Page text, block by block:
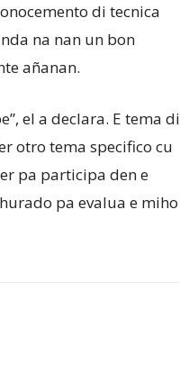
di tecnica
na nan un bon
añanan.
el a declara. E tema di
otro tema specifico cu
pa participa den e
pa evalua e miho